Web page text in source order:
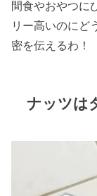
間食やおやつに
リー高いのにど
密を伝えるわ！
ナッツは